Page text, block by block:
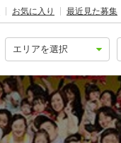
お気に入り 最近見た募集